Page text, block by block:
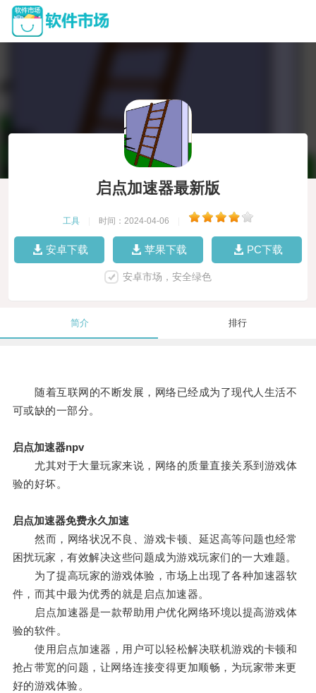
启点加速器最新版
工具 时间：2024-04-06
安卓下载 苹果下载 PC下载
安卓市场，安全绿色
简介 排行
随着互联网的不断发展，网络已经成为了现代人生活不
可或缺的一部分。
启点加速器npv
尤其对于大量玩家来说，网络的质量直接关系到游戏体
验的好坏。
启点加速器免费永久加速
然而，网络状况不良、游戏卡顿、延迟高等问题也经常
困扰玩家，有效解决这些问题成为游戏玩家们的一大难题。
为了提高玩家的游戏体验，市场上出现了各种加速器软
件，而其中最为优秀的就是启点加速器。
启点加速器是一款帮助用户优化网络环境以提高游戏体
验的软件。
使用启点加速器，用户可以轻松解决联机游戏的卡顿和
抢占带宽的问题，让网络连接变得更加顺畅，为玩家带来更
好的游戏体验。